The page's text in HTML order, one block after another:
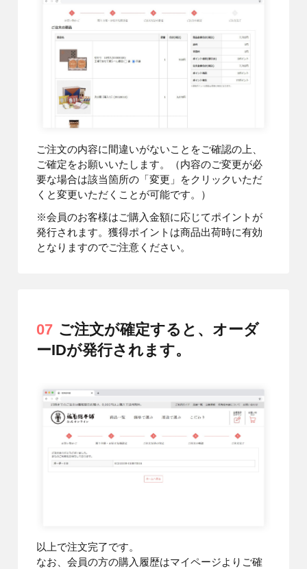
ご注文の内容に間違いがないことをご確認の上、
ご確定をお願いいたします。（内容のご変更が必
要な場合は該当箇所の「変更」をクリックいただ
くと変更いただくことが可能です。）
※会員のお客様はご購入金額に応じてポイントが
発行されます。獲得ポイントは商品出荷時に有効
となりますのでご注意ください。
07 ご注文が確定すると、オーダ
ーIDが発行されます。
以上で注文完了です。
なお、会員の方の購入履歴はマイページよりご確